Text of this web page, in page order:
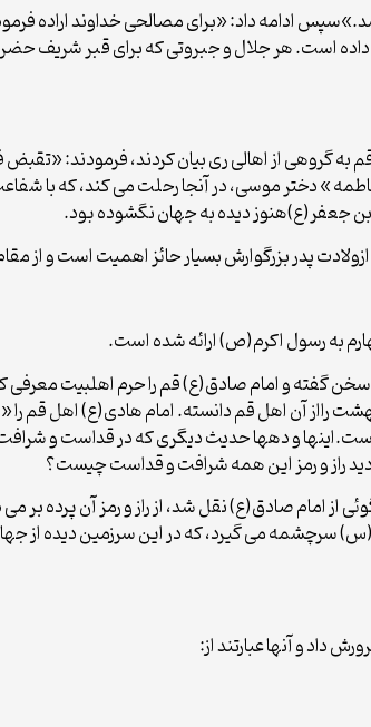
ادامه داد: «برای مصالحی خداوند اراده
است. هر جلال و جبروتی که برای قبر شریف
از اهالی ری بیان کردند، فرمودند:
» دختر موسی، در آنجا رحلت می کند، که
جعفر(ع)هنوز دیده به جهان نگشوده بود.
پدر بزرگوارش بسیار حائز اهمیت است و از
به رسول اکرم(ص) ارائه شده است.
سخن گفته و امام صادق(ع) قم را حرم اهلبیت
رااز آن اهل قم دانسته. امام هادی(ع) اهل قم
است.اینها و دهها حدیث دیگری که در قداست و
راز و رمز این همه شرافت و قداست چیست؟
امام صادق(ع) نقل شد، از راز و رمز آن پرده بر
سرچشمه می گیرد، که در این سرزمین دیده از
داد و آنها عبارتند از: